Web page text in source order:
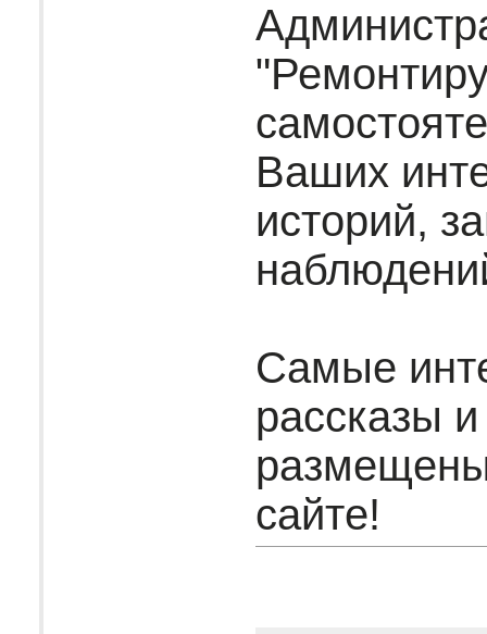
Ваших
историй,
Самые
рассказы и
сайте!